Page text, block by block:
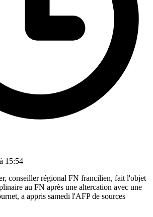
15:54
conseiller régional FN francilien, fait l'objet
au FN après une altercation avec une
a appris samedi l'AFP de sources